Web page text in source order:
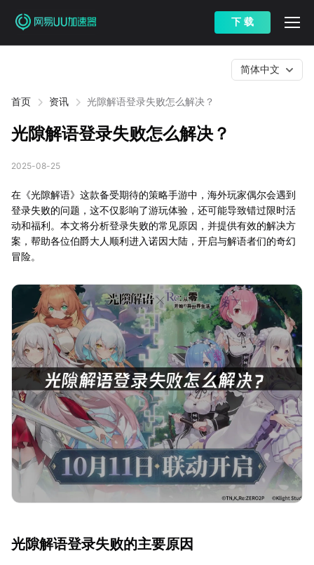
下 载
首页 资讯 光隙解语登录失败怎么解决？
简体中文
光隙解语登录失败怎么解决？
2025-08-25
在《光隙解语》这款备受期待的策略手游中，海外玩家偶尔会遇到
登录失败的问题，这不仅影响了游玩体验，还可能导致错过限时活
动和福利。本文将分析登录失败的常见原因，并提供有效的解决方
案，帮助各位伯爵大人顺利进入诺因大陆，开启与解语者们的奇幻
冒险。
光隙解语登录失败的主要原因